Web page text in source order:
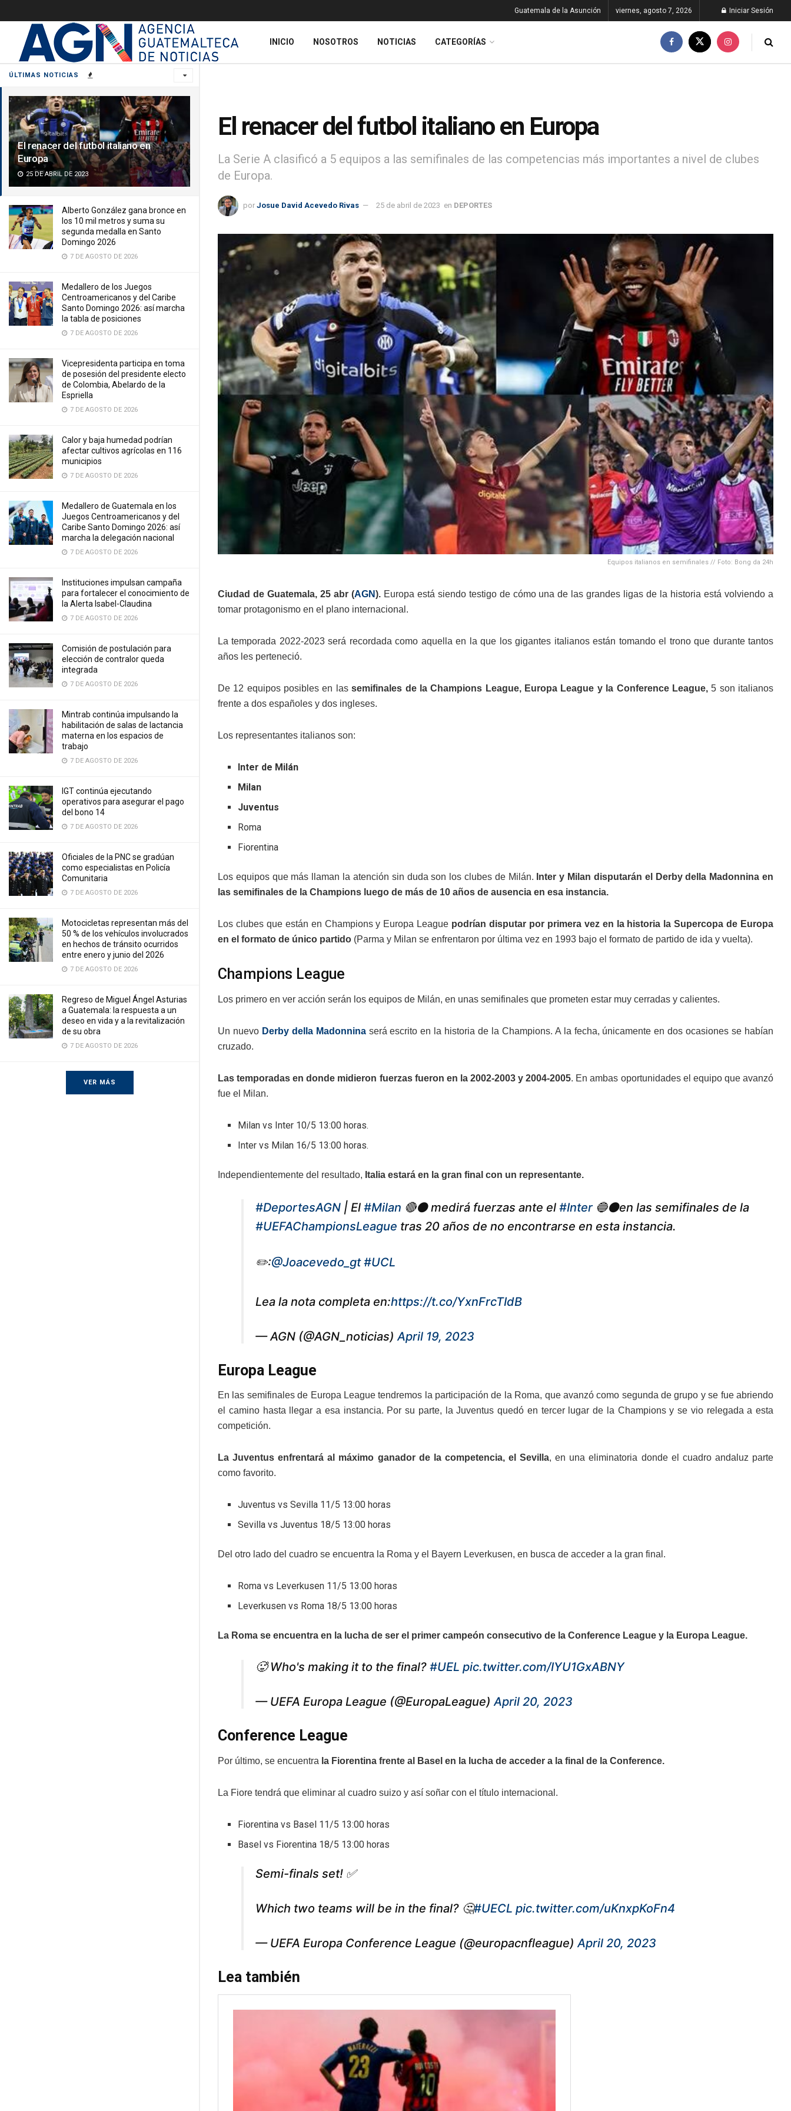
ÚLTIMAS NOTICIAS
El renacer del futbol italiano en
Europa
25 DE ABRIL DE 2023
Alberto González gana bronce en
los 10 mil metros y suma su
segunda medalla en Santo
Domingo 2026
7 DE AGOSTO DE 2026
Medallero de los Juegos
Centroamericanos y del Caribe
Santo Domingo 2026: así marcha
la tabla de posiciones
7 DE AGOSTO DE 2026
Vicepresidenta participa en toma
de posesión del presidente electo
de Colombia, Abelardo de la
Espriella
7 DE AGOSTO DE 2026
Calor y baja humedad podrían
afectar cultivos agrícolas en 116
municipios
7 DE AGOSTO DE 2026
Medallero de Guatemala en los
Juegos Centroamericanos y del
Caribe Santo Domingo 2026: así
marcha la delegación nacional
7 DE AGOSTO DE 2026
Instituciones impulsan campaña
para fortalecer el conocimiento de
la Alerta Isabel-Claudina
7 DE AGOSTO DE 2026
Comisión de postulación para
elección de contralor queda
integrada
7 DE AGOSTO DE 2026
Mintrab continúa impulsando la
habilitación de salas de lactancia
materna en los espacios de
trabajo
7 DE AGOSTO DE 2026
IGT continúa ejecutando
operativos para asegurar el pago
del bono 14
7 DE AGOSTO DE 2026
Oficiales de la PNC se gradúan
como especialistas en Policía
Comunitaria
7 DE AGOSTO DE 2026
Motocicletas representan más del
50 % de los vehículos involucrados
en hechos de tránsito ocurridos
entre enero y junio del 2026
7 DE AGOSTO DE 2026
Regreso de Miguel Ángel Asturias
a Guatemala: la respuesta a un
deseo en vida y a la revitalización
de su obra
7 DE AGOSTO DE 2026
VER MÁS
Guatemala de la Asunción viernes, agosto 7, 2026 Iniciar Sesión
INICIO NOSOTROS NOTICIAS CATEGORÍAS
El renacer del futbol italiano en Europa
La Serie A clasificó a 5 equipos a las semifinales de las competencias más importantes a nivel de clubes
de Europa.
por Josue David Acevedo Rivas 25 de abril de 2023 en DEPORTES
Equipos italianos en semifinales // Foto: Bong da 24h
Ciudad de Guatemala, 25 abr (AGN). Europa está siendo testigo de cómo una de las grandes ligas de la historia está volviendo a
tomar protagonismo en el plano internacional.
La temporada 2022-2023 será recordada como aquella en la que los gigantes italianos están tomando el trono que durante tantos
años les perteneció.
De 12 equipos posibles en lassemifinales de la Champions League, Europa League y la Conference League,5 son italianos
frente a dos españoles y dos ingleses.
Los representantes italianos son:
Inter de Milán
Milan
Juventus
Roma
Fiorentina
Los equipos que más llaman la atención sin duda son los clubes de Milán. Inter y Milan disputarán el Derby della Madonnina en
las semifinales de la Champions luego de más de 10 años de ausencia en esa instancia.
Los clubes que están en Champions y Europa League podrían disputar por primera vez en la historia la Supercopa de Europa
en el formato de único partido (Parma y Milan se enfrentaron por última vez en 1993 bajo el formato de partido de ida y vuelta).
Champions League
Los primero en ver acción serán los equipos de Milán, en unas semifinales que prometen estar muy cerradas y calientes.
Un nuevo Derby della Madonnina será escrito en la historia de la Champions. A la fecha, únicamente en dos ocasiones se habían
cruzado.
Las temporadas en donde midieron fuerzas fueron en la 2002-2003 y 2004-2005. En ambas oportunidades el equipo que avanzó
fue el Milan.
Milan vs Inter 10/5 13:00 horas.
Inter vs Milan 16/5 13:00 horas.
Independientemente del resultado, Italia estará en la gran final con un representante.
#DeportesAGN | El #Milan 🔴⚫️ medirá fuerzas ante el #Inter🔵⚫️en las semifinales de la
#UEFAChampionsLeague tras 20 años de no encontrarse en esta instancia.
✏️:@Joacevedo_gt #UCL
Lea la nota completa en:https://t.co/YxnFrcTIdB
— AGN (@AGN_noticias)April 19, 2023
Europa League
En las semifinales de Europa League tendremos la participación de la Roma, que avanzó como segunda de grupo y se fue abriendo
el camino hasta llegar a esa instancia. Por su parte, la Juventus quedó en tercer lugar de la Champions y se vio relegada a esta
competición.
La Juventus enfrentará al máximo ganador de la competencia, el Sevilla, en una eliminatoria donde el cuadro andaluz parte
como favorito.
Juventus vs Sevilla 11/5 13:00 horas
Sevilla vs Juventus 18/5 13:00 horas
Del otro lado del cuadro se encuentra la Roma y el Bayern Leverkusen, en busca de acceder a la gran final.
Roma vs Leverkusen 11/5 13:00 horas
Leverkusen vs Roma 18/5 13:00 horas
La Roma se encuentra en la lucha de ser el primer campeón consecutivo de la Conference League y la Europa League.
🥵 Who's making it to the final? #UEL pic.twitter.com/IYU1GxABNY
— UEFA Europa League (@EuropaLeague)April 20, 2023
Conference League
Por último, se encuentra la Fiorentina frente al Basel en la lucha de acceder a la final de la Conference.
La Fiore tendrá que eliminar al cuadro suizo y así soñar con el título internacional.
Fiorentina vs Basel 11/5 13:00 horas
Basel vs Fiorentina 18/5 13:00 horas
Semi-finals set! ✅
Which two teams will be in the final? 🤔#UECL pic.twitter.com/uKnxpKoFn4
— UEFA Europa Conference League (@europacnfleague)April 20, 2023
Lea también